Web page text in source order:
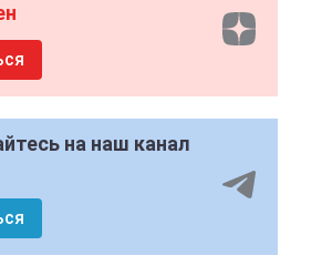
на наш канал